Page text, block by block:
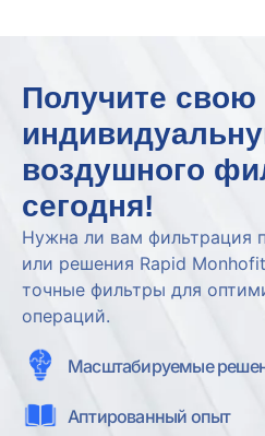
Получите свою
воздушного
сегодня!
Нужна ли вам фильтрация
или решения Rapid
точные фильтры для
операций.
Масштабируемые
Аптированный опыт